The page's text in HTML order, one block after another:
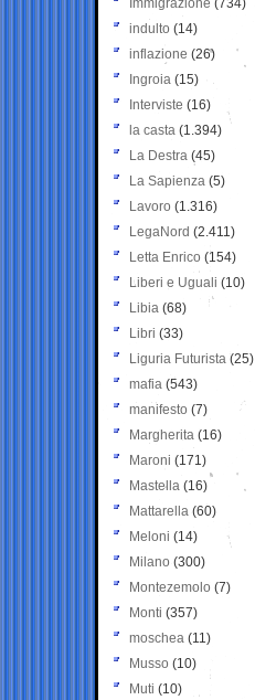
Immigrazione (734)
indulto (14)
inflazione (26)
Ingroia (15)
Interviste (16)
la casta (1.394)
La Destra (45)
La Sapienza (5)
Lavoro (1.316)
LegaNord (2.411)
Letta Enrico (154)
Liberi e Uguali (10)
Libia (68)
Libri (33)
Liguria Futurista (25)
mafia (543)
manifesto (7)
Margherita (16)
Maroni (171)
Mastella (16)
Mattarella (60)
Meloni (14)
Milano (300)
Montezemolo (7)
Monti (357)
moschea (11)
Musso (10)
Muti (10)